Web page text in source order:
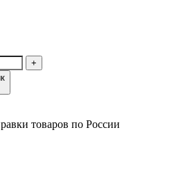
товаров по России